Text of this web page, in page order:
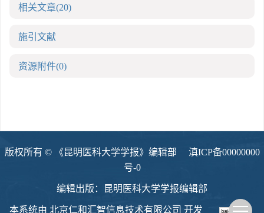
相关文章(20)
施引文献
资源附件(0)
版权所有 © 《昆明医科大学学报》编辑部 滇ICP备00000000
号-0
编辑出版：昆明医科大学学报编辑部
本系统由 北京仁和汇智信息技术有限公司 开发